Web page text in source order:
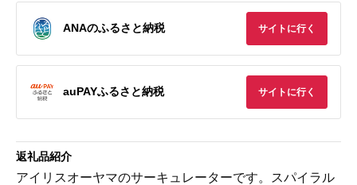
ANAのふるさと納税 サイトに行く
auPAYふるさと納税 サイトに行く
返礼品紹介
アイリスオーヤマのサーキュレーターです。スパイラル